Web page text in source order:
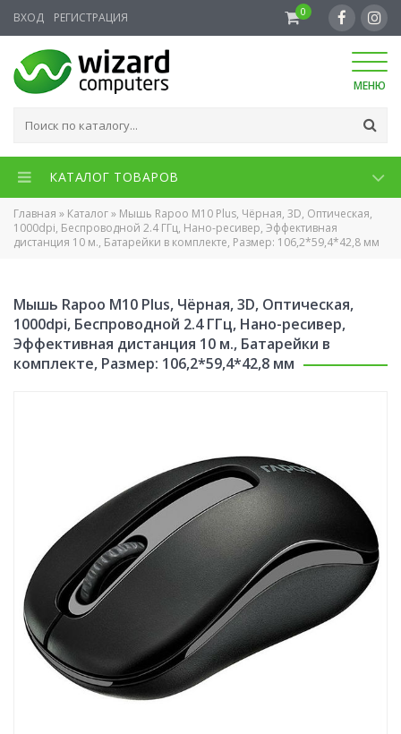
ВХОД РЕГИСТРАЦИЯ 0
МЕНЮ
КАТАЛОГ ТОВАРОВ
Главная » Каталог» Мышь Rapoo M10 Plus, Чёрная, 3D, Оптическая,
1000dpi, Беспроводной 2.4 ГГц, Нано-ресивер, Эффективная
дистанция 10 м., Батарейки в комплекте, Размер: 106,2*59,4*42,8 мм
Мышь Rapoo M10 Plus, Чёрная, 3D, Оптическая,
1000dpi, Беспроводной 2.4 ГГц, Нано-ресивер,
Эффективная дистанция 10 м., Батарейки в
комплекте, Размер: 106,2*59,4*42,8 мм